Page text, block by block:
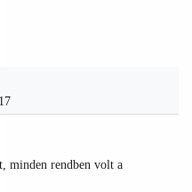
minden rendben volt a